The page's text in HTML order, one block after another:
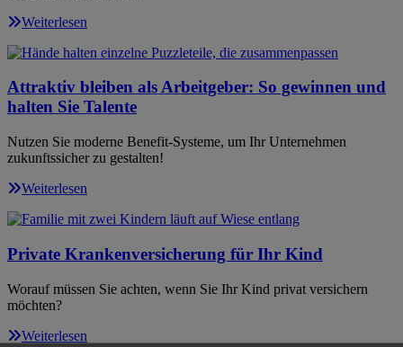
Weiterlesen
Attraktiv bleiben als Arbeitgeber: So gewinnen und
halten Sie Talente
Nutzen Sie moderne Benefit-Systeme, um Ihr Unternehmen
zukunftssicher zu gestalten!
Weiterlesen
Private Krankenversicherung für Ihr Kind
Worauf müssen Sie achten, wenn Sie Ihr Kind privat versichern
möchten?
Weiterlesen